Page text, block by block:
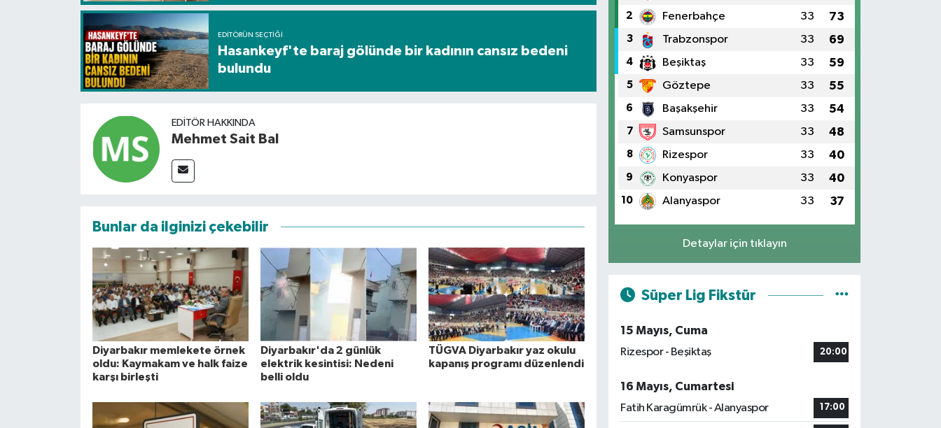
EDITÖRÜN SEÇTIĞI
Hasankeyf'te baraj gölünde bir kadının cansız bedeni
bulundu
EDITÖR HAKKINDA
Mehmet Sait Bal
Bunlar da ilginizi çekebilir
Diyarbakır memlekete örnek
oldu: Kaymakam ve halk faize
karşı birleşti
Diyarbakır'da 2 günlük
elektrik kesintisi: Nedeni
belli oldu
TÜGVA Diyarbakır yaz okulu
kapanış programı düzenlendi
2 Fenerbahçe 33 73
3 Trabzonspor 33 69
4 Beşiktaş 33 59
5 Göztepe 33 55
6 Başakşehir 33 54
7 Samsunspor 33 48
8 Rizespor 33 40
9 Konyaspor 33 40
10 Alanyaspor 33 37
Detaylar için tıklayın
Süper Lig Fikstür
15 Mayıs, Cuma
Rizespor - Beşiktaş
20:00
16 Mayıs, Cumartesi
Fatih Karagümrük - Alanyaspor
17:00